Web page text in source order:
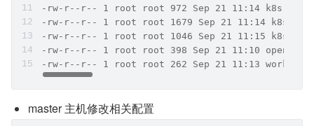
-rw-r--r-- 1 root root 972 Sep 21 11:14 k8s-
-rw-r--r-- 1 root root 1679 Sep 21 11:14 k8s-
-rw-r--r-- 1 root root 1046 Sep 21 11:15 k8s-
-rw-r--r-- 1 root root 398 Sep 21 11:10
-rw-r--r-- 1 root root 262 Sep 21 11:13 worker-
master 主机修改相关配置